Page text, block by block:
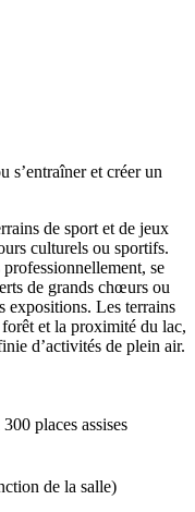
s’entraîner et créer un
de sport et de jeux
culturels ou sportifs.
se
de grands chœurs ou
expositions. Les terrains
et la proximité du lac,
d’activités de plein air.
300 places assises
de la salle)